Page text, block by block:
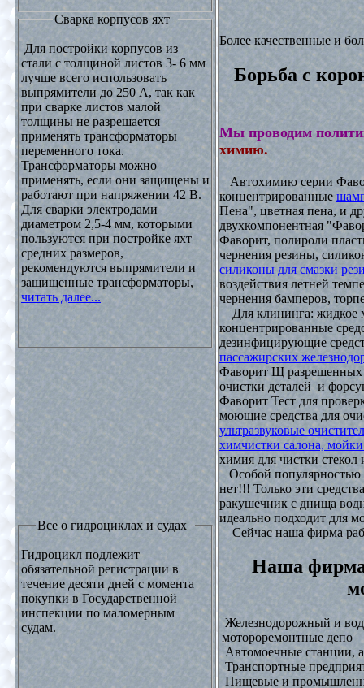
Сварка корпусов яхт
Для постройки корпусов из
стали с толщиной листов 3- 6 мм
лучше всего использовать
выпрямители до 250 А, так как
при сварке листов малой
толщины не разрешается
применять трансформаторы
переменного тока.
Трансформаторы можно
применять, если они защищены и
работают при напряжении 42 В.
Для сварки электродами
диаметром 2,5-4 мм, которыми
пользуются при постройке яхт
средних размеров,
рекомендуются выпрямители и
защищенные трансформаторы,
читать далее...
Все о гидроциклах и судах
Гидроцикл подлежит
обязательной регистрации в
течение десяти дней с момента
покупки в Государственной
инспекции по маломерным
судам.
Более качественные и
Борьба с
Мы проводим
химию.
Автохимию серии
концентрированные
Пена", цветная пена, и
двухкомпонентная
Фаворит, полироли
чернения резины,
силиконы для смазки
воздействия летней
чернения бамперов,
Для клининга: жидкое
концентрированные
дезинфицирующие
пассажирских
Фаворит Щ
очистки деталей и
Фаворит Тест для
моющие средства для
ультразвуковые
химчистки салона,
химия для чистки стекол
Особой популярностью
нет!!! Только эти
ракушечник с днища
идеально подходит для
Сейчас наша фирма
Наша фирма
Железнодорожный и
мотороремонтные депо
Автомоечные станции,
Транспортные
Пищевые и